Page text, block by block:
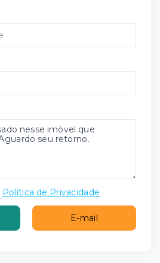
Política de Privacidade
E-mail